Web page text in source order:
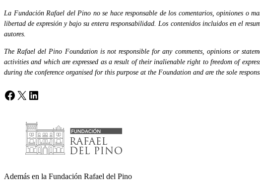
La Fundación Rafael del Pino no se hace responsable de los comentarios, opiniones o
libertad de expresión y bajo su entera responsabilidad. Los contenidos incluidos en el
autores.
The Rafael del Pino Foundation is not responsible for any comments, opinions or
activities and which are expressed as a result of their inalienable right to freedom of
during the conference organised for this purpose at the Foundation and are the sole
Facebook
X LinkedIn
Además en la Fundación Rafael del Pino